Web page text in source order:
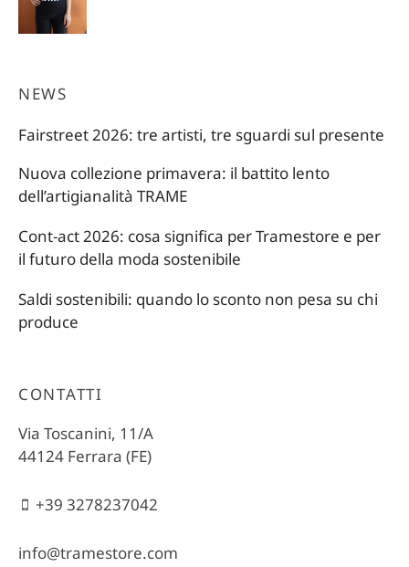
NEWS
Fairstreet 2026: tre artisti, tre sguardi sul presente
Nuova collezione primavera: il battito lento
dell’artigianalità TRAME
Cont-act 2026: cosa significa per Tramestore e per
il futuro della moda sostenibile
Saldi sostenibili: quando lo sconto non pesa su chi
produce
CONTATTI
Via Toscanini, 11/A
44124 Ferrara (FE)
+39 3278237042
info@tramestore.com